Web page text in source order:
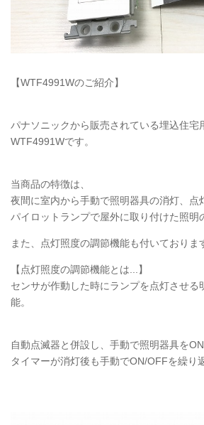
【WTF4991Wのご紹介】
パナソニックから販売されている埋込住宅
WTF4991Wです。
当商品の特徴は、
夜間に室内から手動で照明器具の消灯、点
パイロットランプで屋外に取り付けた照明
また、点灯照度の調節機能も付いておりま
【点灯照度の調節機能とは...】
センサが作動した時にランプを点灯させる
能。
自動点滅器と併設し、手動で照明器具を
タイマーが消灯後も手動でON/OFFを繰り